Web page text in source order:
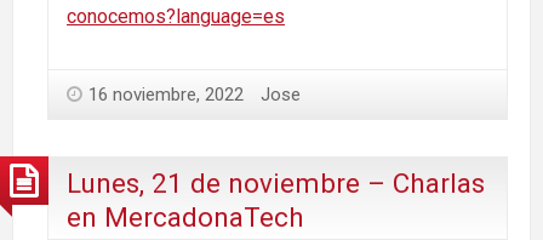
conocemos?language=es
16 noviembre, 2022 Jose
Lunes, 21 de noviembre – Charlas
en MercadonaTech